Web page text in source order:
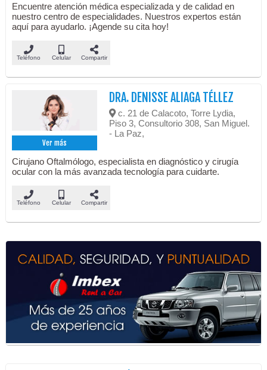
Encuentre atención médica especializada y de calidad en
nuestro centro de especialidades. Nuestros expertos están
aquí para ayudarlo. ¡Agende su cita hoy!
Teléfono Celular Compartir
Ver más
DRA. DENISSE ALIAGA TÉLLEZ
c. 21 de Calacoto, Torre Lydia,
Piso 3, Consultorio 308, San Miguel.
- La Paz,
Cirujano Oftalmólogo, especialista en diagnóstico y cirugía
ocular con la más avanzada tecnología para cuidarte.
Teléfono Celular Compartir